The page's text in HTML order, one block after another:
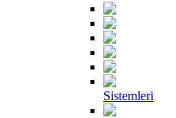
Sistemleri